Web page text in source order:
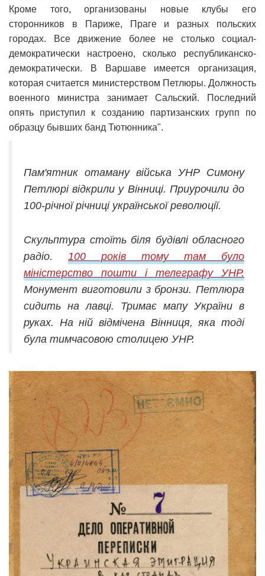
Кроме того, организованы новые клубы его
сторонников в Париже, Праге и разных польских
городах. Все движение более не столько социал-
демократически настроено, сколько республиканско-
демократически. В Варшаве имеется организация,
которая считается министерством Петлюры. Должность
военного министра занимает Сальский. Последний
опять приступил к созданию партизанских групп по
образцу бывших банд Тютюнника".
Пам'ятник отаману війська УНР Симону
Петлюрі відкрили у Вінниці. Приурочили до
100-річної річниці української революції.
Скульптура стоїть біля будівлі обласного
радіо. 100 років тому там було
міністерство пошти і телеграфу УНР.
Монумент виготовили з бронзи. Петлюра
сидить на лавці. Тримає мапу України в
руках. На ній відмічена Вінниця, яка тоді
була тимчасовою столицею УНР.